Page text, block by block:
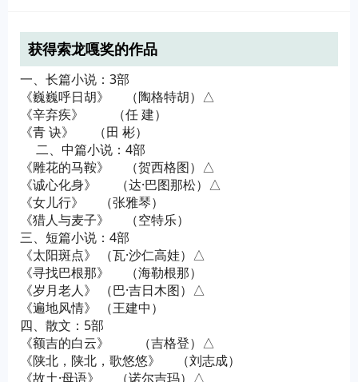
获得索龙嘎奖的作品
一、长篇小说：3部
《巍巍呼日胡》 （陶格特胡）△
《辛弃疾》 （任 建）
《青 诀》 （田 彬）
二、中篇小说：4部
《雕花的马鞍》 （贺西格图）△
《诚心化身》 （达·巴图那松）△
《女儿行》 （张雅琴）
《猎人与麦子》 （空特乐）
三、短篇小说：4部
《太阳斑点》 （瓦·沙仁高娃）△
《寻找巴根那》 （海勒根那）
《岁月老人》 （巴·吉日木图）△
《遍地风情》 （王建中）
四、散文：5部
《额吉的白云》 （吉格登）△
《陕北，陕北，歌悠悠》 （刘志成）
《故土·母语》 （诺尔吉玛）△